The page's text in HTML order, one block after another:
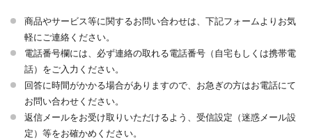
商品やサービス等に関するお問い合わせは、下記フォームよりお気
軽にご連絡ください。
電話番号欄には、必ず連絡の取れる電話番号（自宅もしくは携帯電
話）をご入力ください。
回答に時間がかかる場合がありますので、お急ぎの方はお電話にて
お問い合わせください。
返信メールをお受け取りいただけるよう、受信設定（迷惑メール設
定）等をお確かめください。